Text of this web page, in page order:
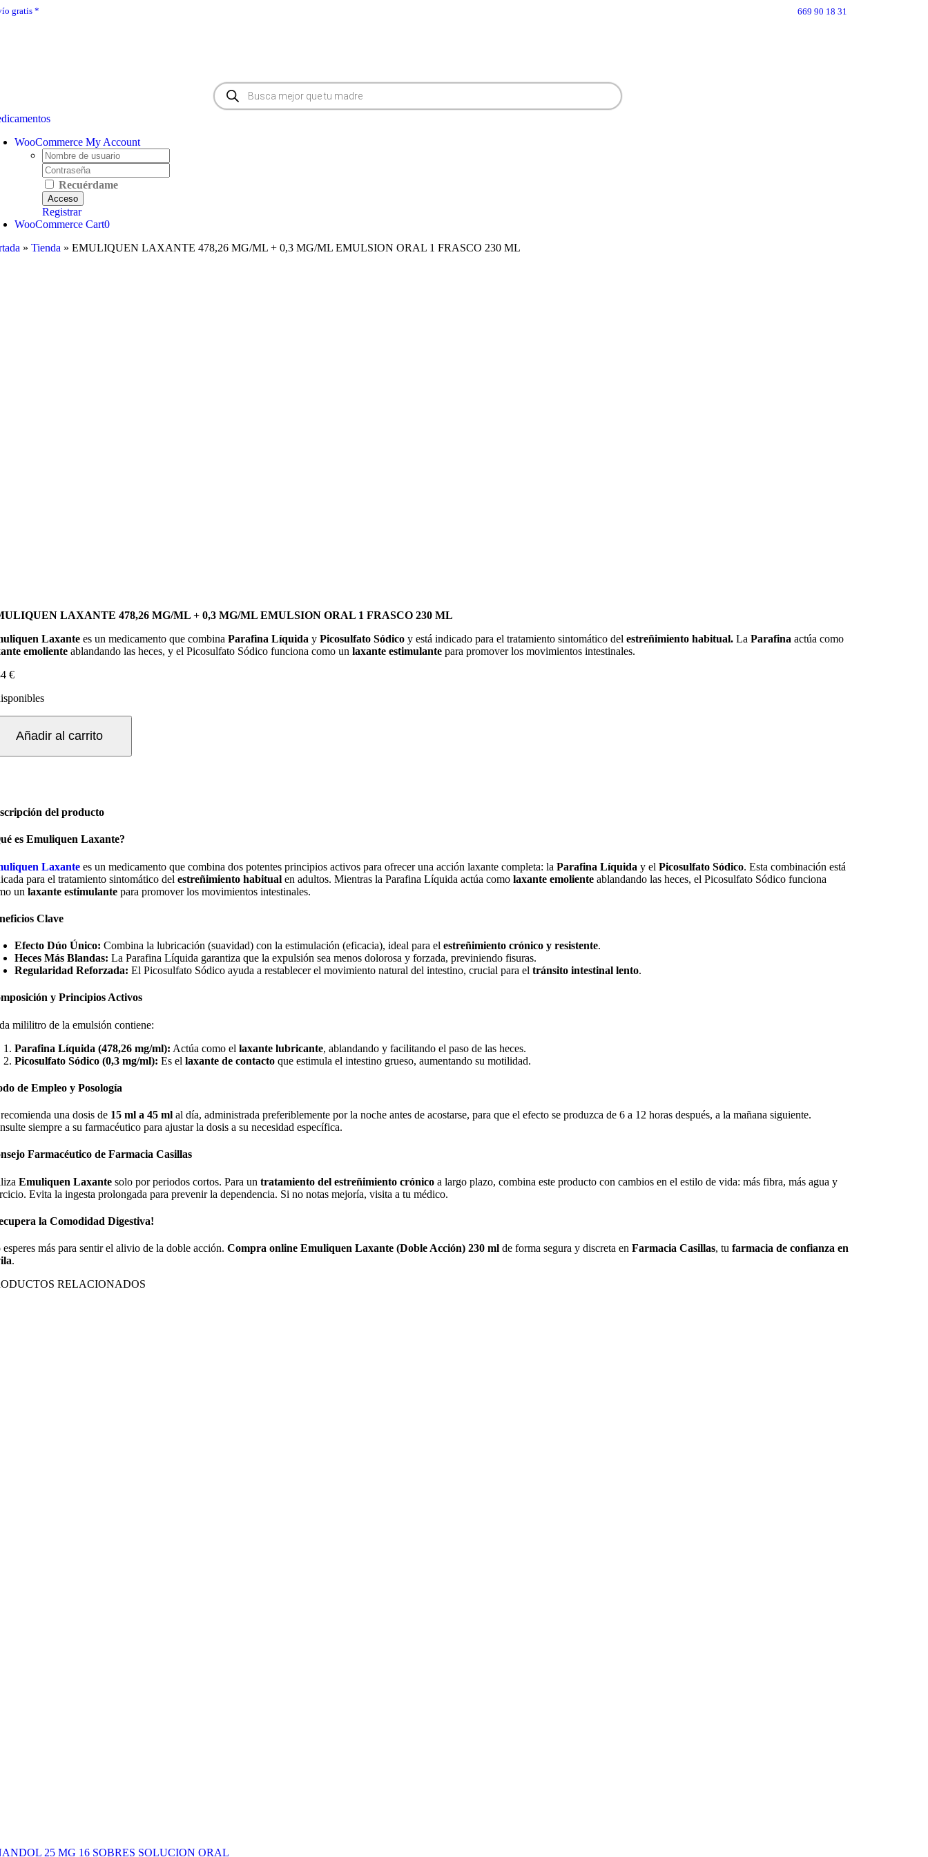
Saltar
gratis * 669 90 18 31
Búsqueda
de
productos
WooCommerce My Account
Username:
Password:
Recuérdame
Registrar
WooCommerce Cart0
»Tienda »EMULIQUEN LAXANTE 478,26 MG/ML + 0,3 MG/ML EMULSION ORAL 1 FRASCO 230 ML
LAXANTE 478,26 MG/ML + 0,3 MG/ML EMULSION ORAL 1 FRASCO 230 ML
Laxante es un medicamento que combinaParafina Líquida yPicosulfato Sódicoy está indicado para el tratamiento sintomático delestreñimiento habitual.La Parafina actúa como
emoliente ablandando las heces, y el Picosulfato Sódico funciona como unlaxante estimulante para promover los movimientos intestinales.
€
ML
Añadir al carrito
del producto
es Emuliquen Laxante?
Laxante es un medicamento que combina dos potentes principios activos para ofrecer una acción laxante completa: laParafina Líquida y elPicosulfato Sódico. Esta combinación está
para el tratamiento sintomático delestreñimiento habitual en adultos. Mientras la Parafina Líquida actúa comolaxante emoliente ablandando las heces, el Picosulfato Sódico funciona
unlaxante estimulante para promover los movimientos intestinales.
Clave
Efecto Dúo Único: Combina la lubricación (suavidad) con la estimulación (eficacia), ideal para elestreñimiento crónico y resistente.
Heces Más Blandas: La Parafina Líquida garantiza que la expulsión sea menos dolorosa y forzada, previniendo fisuras.
Regularidad Reforzada: El Picosulfato Sódico ayuda a restablecer el movimiento natural del intestino, crucial para eltránsito intestinal lento.
y Principios Activos
mililitro de la emulsión contiene:
Parafina Líquida (478,26 mg/ml): Actúa como ellaxante lubricante, ablandando y facilitando el paso de las heces.
Picosulfato Sódico (0,3 mg/ml): Es ellaxante de contacto que estimula el intestino grueso, aumentando su motilidad.
de Empleo y Posología
una dosis de 15 ml a 45 ml al día, administrada preferiblemente por la noche antes de acostarse, para que el efecto se produzca de 6 a 12 horas después, a la mañana siguiente.
siempre a su farmacéutico para ajustar la dosis a su necesidad específica.
Farmacéutico de Farmacia Casillas
Emuliquen Laxante solo por periodos cortos. Para untratamiento del estreñimiento crónico a largo plazo, combina este producto con cambios en el estilo de vida: más fibra, más agua y
Evita la ingesta prolongada para prevenir la dependencia. Si no notas mejoría, visita a tu médico.
la Comodidad Digestiva!
esperes más para sentir el alivio de la doble acción.Compra online Emuliquen Laxante (Doble Acción) 230 ml de forma segura y discreta enFarmacia Casillas, tufarmacia de confianza en
.
RELACIONADOS
25 MG 16 SOBRES SOLUCION ORAL